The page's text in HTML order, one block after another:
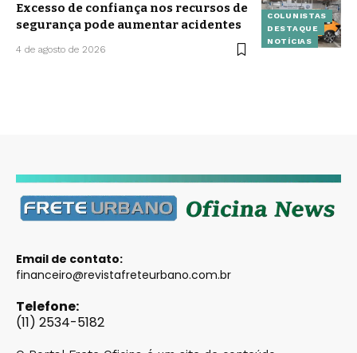
COLUNISTAS
DESTAQUE
NOTÍCIAS
Excesso de confiança nos recursos de
segurança pode aumentar acidentes
4 de agosto de 2026
Email de contato:
financeiro@revistafreteurbano.com.br
Telefone:
(11) 2534-5182